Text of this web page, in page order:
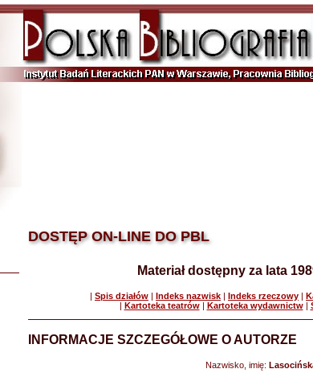
DOSTĘP ON-LINE DO PBL
Materiał dostępny za lata
| Spis działów | Indeks nazwisk | Indeks rzeczowy |
| Kartoteka teatrów| Kartoteka wydawnictw|
INFORMACJE SZCZEGÓŁOWE O AUTORZE
Nazwisko, imię: